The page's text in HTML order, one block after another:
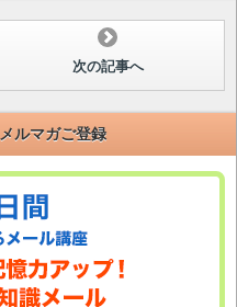
次の記事へ
ルマガご登録